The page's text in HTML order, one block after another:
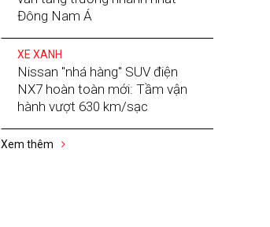
Đông Nam Á
XE XANH
Nissan "nhá hàng" SUV điện
NX7 hoàn toàn mới: Tầm vận
hành vượt 630 km/sạc
Xem thêm